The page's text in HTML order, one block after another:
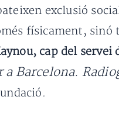
exclusió
físicament,
cap del servei
a Barcelona.